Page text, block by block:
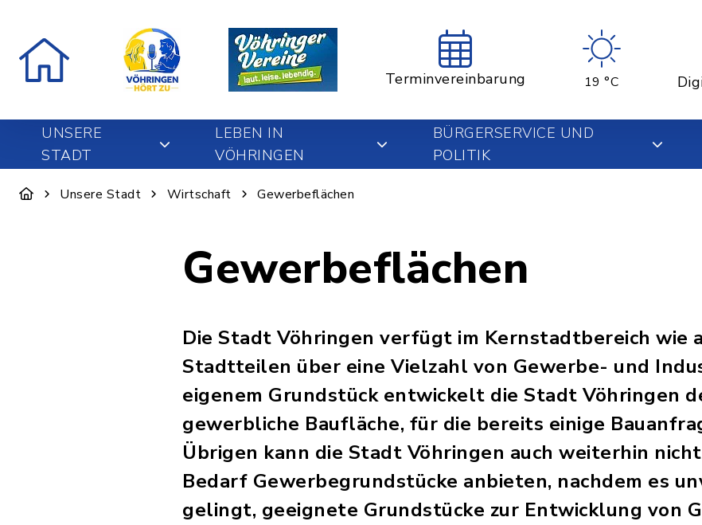
Terminvereinbarung 19 °C
UNSERE
STADT
LEBEN IN
VÖHRINGEN
BÜRGERSERVICE UND
POLITIK
Unsere Stadt Wirtschaft Gewerbeflächen
Gewerbeflächen
Die Stadt Vöhringen verfügt im Kernstadtbereich wie
Stadtteilen über eine Vielzahl von Gewerbe- und
eigenem Grundstück entwickelt die Stadt Vöhringen
gewerbliche Baufläche, für die bereits einige
Übrigen kann die Stadt Vöhringen auch weiterhin
Bedarf Gewerbegrundstücke anbieten, nachdem es
gelingt, geeignete Grundstücke zur Entwicklung von